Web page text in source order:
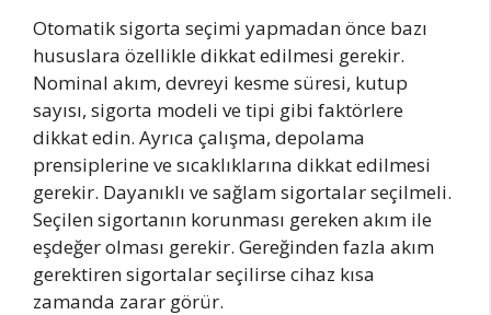
Otomatik sigorta seçimi yapmadan önce bazı
hususlara özellikle dikkat edilmesi gerekir.
Nominal akım, devreyi kesme süresi, kutup
sayısı, sigorta modeli ve tipi gibi faktörlere
dikkat edin. Ayrıca çalışma, depolama
prensiplerine ve sıcaklıklarına dikkat edilmesi
gerekir. Dayanıklı ve sağlam sigortalar seçilmeli.
Seçilen sigortanın korunması gereken akım ile
eşdeğer olması gerekir. Gereğinden fazla akım
gerektiren sigortalar seçilirse cihaz kısa
zamanda zarar görür.